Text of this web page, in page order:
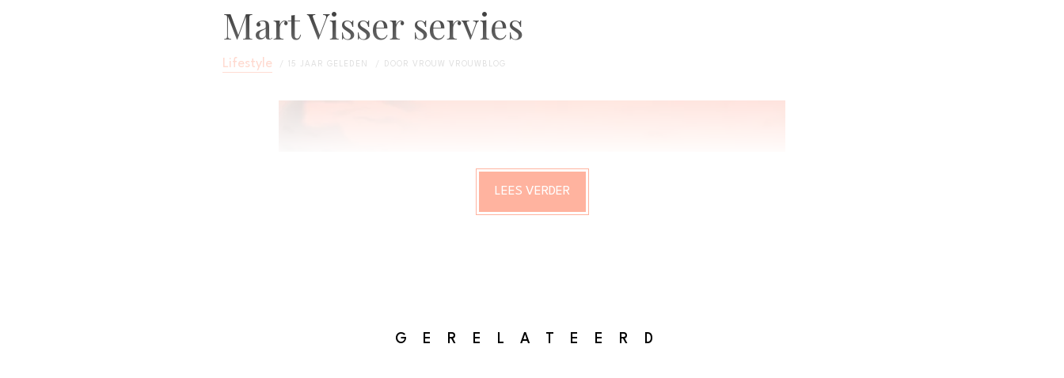
Mart Visser servies
Lifestyle 15 JAAR GELEDEN DOOR VROUW VROUWBLOG
LEES VERDER
GERELATEERD